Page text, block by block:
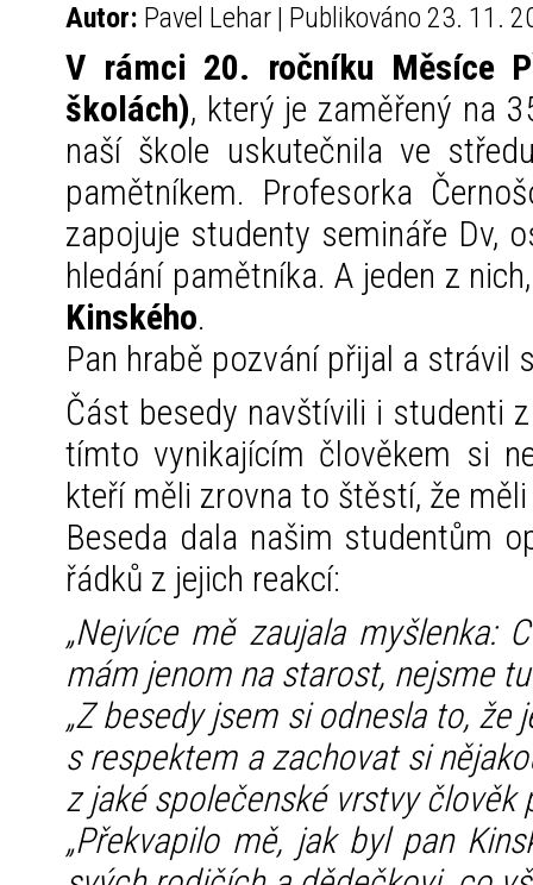
Autor: Pavel Lehar | Publikováno 23. 11.
V rámci 20. ročníku Měsíce
školách), který je zaměřený na
naší škole uskutečnila ve
pamětníkem. Profesorka
zapojuje studenty semináře Dv,
hledání pamětníka. A jeden z
Kinského.
Pan hrabě pozvání přijal a strávil
Část besedy navštívili i studenti
tímto vynikajícím člověkem si
kteří měli zrovna to štěstí, že
Beseda dala našim studentům
řádků z jejich reakcí:
„Nejvíce mě zaujala
mám jenom na starost, nejsme
„Z besedy jsem si odnesla to,
s respektem a zachovat si
z jaké společenské vrstvy člověk
„Překvapilo mě, jak byl pan